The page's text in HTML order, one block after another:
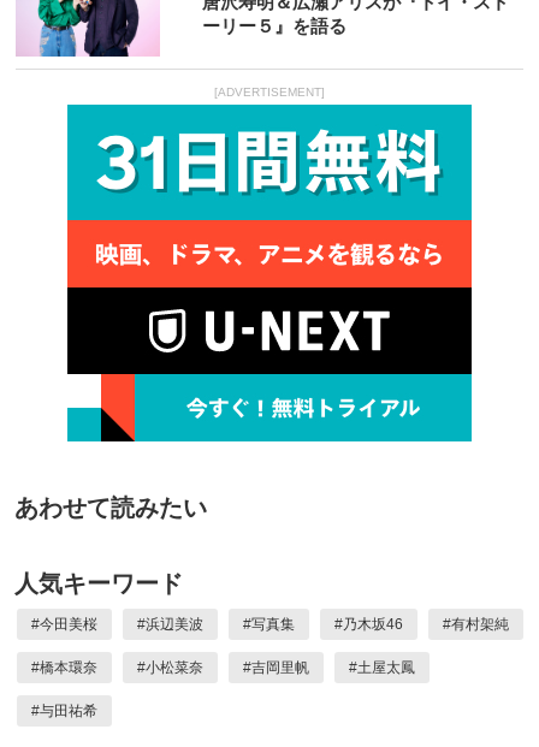
ーリー５』を語る
[ADVERTISEMENT]
あわせて読みたい
人気キーワード
#今田美桜 #浜辺美波 #写真集 #乃木坂46 #有村架純
#橋本環奈 #小松菜奈 #吉岡里帆 #土屋太鳳
#与田祐希